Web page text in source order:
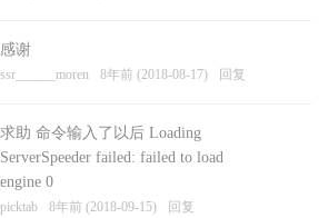
感谢
ssr______moren 8年前 (2018-08-17) 回复
求助 命令输入了以后 Loading
ServerSpeeder failed: failed to load
engine 0
picktab 8年前 (2018-09-15) 回复